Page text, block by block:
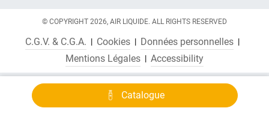
Catalogue
© COPYRIGHT 2026, AIR LIQUIDE. ALL RIGHTS RESERVED
C.G.V. & C.G.A. Cookies
Données personnelles
Mentions Légales
Accessibility